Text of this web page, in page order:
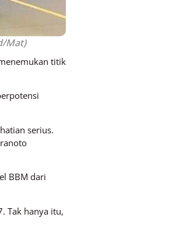
Mat)
titik
serius.
BBM dari
Tak hanya itu,